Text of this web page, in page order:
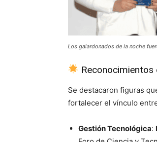
Los galardonados de la noche
Reconocimientos
Se destacaron figuras
fortalecer el vínculo
Gestión Tecnológica: